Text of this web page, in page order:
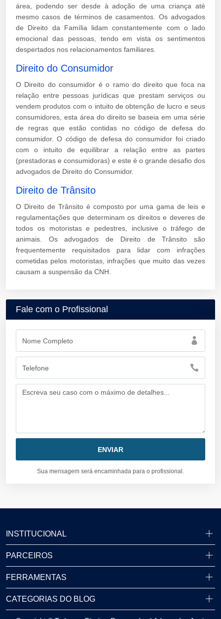
área, podendo ser desde à adoção de uma criança até
mesmo casos de términos de casamentos. Os advogados
de Direito da Família lidam constantemente com o lado
emocional das pessoas, tendo em vista os sentimentos
despertados nos relacionamentos familiares.
Direito do Consumidor
O Direito do consumidor é o ramo do direito que foca na
relação entre pessoas jurídicas que prestam serviços ou
vendem produtos com o intuito de obtenção de lucro e seus
consumidores, esta área do direito se baseia em uma série
de regras que estão contidas no código de defesa do
consumidor. O código de defesa do consumidor foi criado
com o intuito de equilibrar a relação entre as partes
(prestadoras e consumidoras) e este é o grande desafio dos
advogados de Direito do Consumidor.
Direito de Trânsito
O Direito de Trânsito é composto por uma gama de leis e
regulamentações que determinam os direitos e deveres de
todos os motoristas e pedestres, inclusive o tráfego de
animais. Os advogados de Direito de Trânsito são
frequentemente requisitados para lidar com infrações
cometidas pelos motoristas, infrações que muito das vezes
causam a suspensão da CNH.
Fale com o Profissional
Sua mensagem será encaminhada para o profissional.
INSTITUCIONAL
PARCEIROS
FERRAMENTAS
CATEGORIAS DO BLOG